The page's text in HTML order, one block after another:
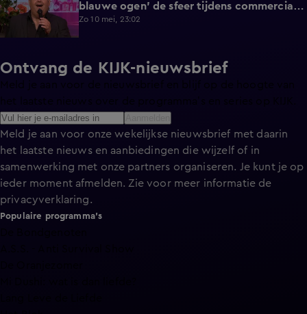
blauwe ogen' de sfeer tijdens commercial
break van De Oranjezondag
Zo 10 mei, 23:02
Ontvang de KIJK-nieuwsbrief
Meld je aan voor onze wekelijkse nieuwsbrief met daarin
het laatste nieuws en aanbiedingen die wijzelf of in
samenwerking met onze partners organiseren. Je kunt je op
ieder moment afmelden. Zie voor meer informatie de
privacyverklaring.
Populaire programma's